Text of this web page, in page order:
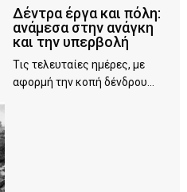
Δέντρα έργα και πόλη:
ανάμεσα στην ανάγκη
και την υπερβολή
Τις τελευταίες ημέρες, με
αφορμή την κοπή δένδρου...